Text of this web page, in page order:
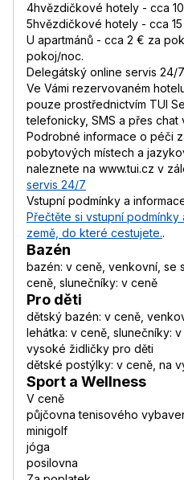
4hvězdičkové hotely - cca
5hvězdičkové hotely - cca
U apartmánů - cca 2 € za
pokoj/noc.
Delegátský online servis 24/7
Ve Vámi rezervovaném
pouze prostřednictvím TUI
telefonicky, SMS a přes chat
Podrobné informace o péči
pobytových místech a
naleznete na www.tui.cz v
servis 24/7
Vstupní podmínky a
Přečtěte si vstupní
země, do které cestujete..
Bazén
bazén: v ceně, venkovní, se
ceně, slunečníky: v ceně
Pro děti
dětský bazén: v ceně,
lehátka: v ceně, slunečníky:
vysoké židličky pro děti
dětské postýlky: v ceně, na
Sport a Wellness
V ceně
půjčovna tenisového
minigolf
jóga
posilovna